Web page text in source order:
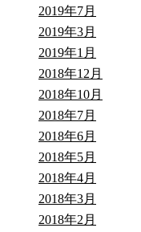
2019年7月
2019年3月
2019年1月
2018年12月
2018年10月
2018年7月
2018年6月
2018年5月
2018年4月
2018年3月
2018年2月